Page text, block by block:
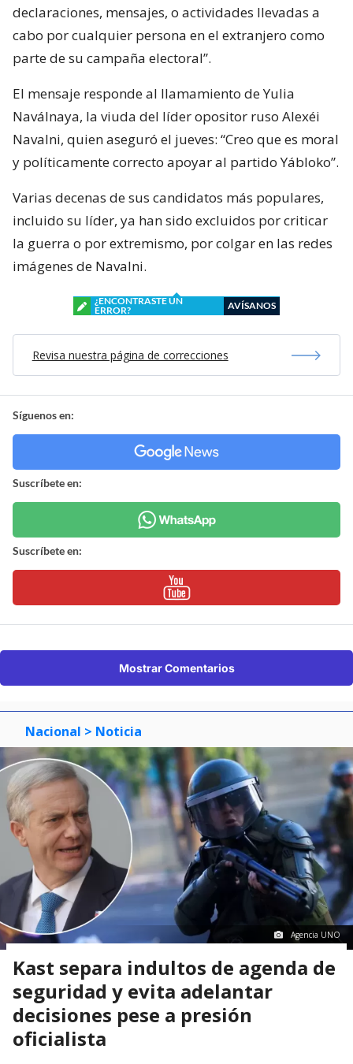
declaraciones, mensajes, o actividades llevadas a
cabo por cualquier persona en el extranjero como
parte de su campaña electoral”.
El mensaje responde al llamamiento de Yulia
Naválnaya, la viuda del líder opositor ruso Alexéi
Navalni, quien aseguró el jueves: “Creo que es moral
y políticamente correcto apoyar al partido Yábloko”.
Varias decenas de sus candidatos más populares,
incluido su líder, ya han sido excluidos por criticar
la guerra o por extremismo, por colgar en las redes
imágenes de Navalni.
¿ENCONTRASTE UN
ERROR?
AVÍSANOS
Revisa nuestra página de correcciones
Síguenos en:
Suscríbete en:
Suscríbete en:
Mostrar Comentarios
Nacional > Noticia
Agencia UNO
Kast separa indultos de agenda de
seguridad y evita adelantar
decisiones pese a presión
oficialista